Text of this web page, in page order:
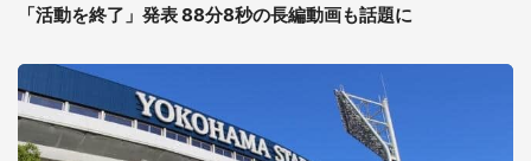
「活動を終了」発表 88分8秒の長編動画も話題に